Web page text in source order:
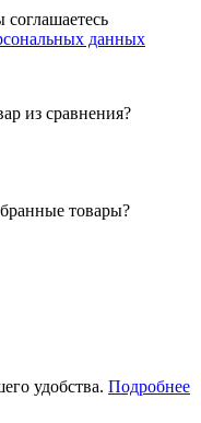
данных
из сравнения?
товары?
удобства. Подробнее